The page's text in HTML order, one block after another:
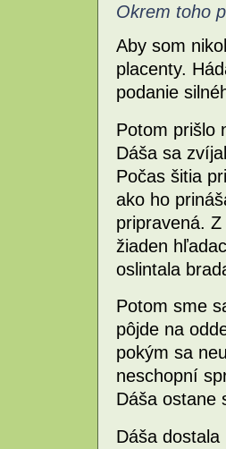
Okrem toho
Aby som
placenty.
podanie
Potom prišlo
Dáša sa
Počas šitia
ako ho
pripravená.
žiaden
oslintala
Potom sme
pôjde na
pokým sa
neschopní
Dáša ostane
Dáša